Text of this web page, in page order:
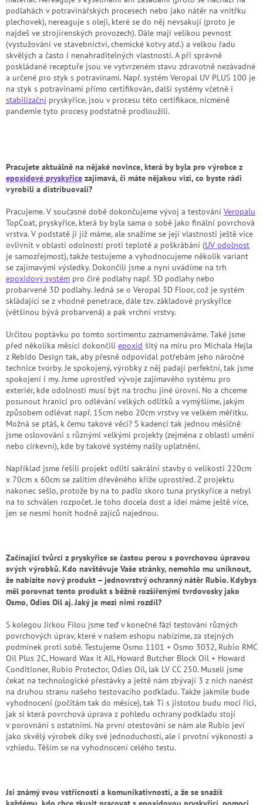
podlahách v potravinářských procesech nebo jako nátěr na vnitřku
plechovek), nereaguje s oleji, které se do něj nevsakují (proto je
najdeš ve strojírenských provozech). Dále mají velikou pevnost
(vystužování ve stavebnictví, chemické kotvy atd.) a velkou řadu
skvělých a často i nenahraditelných vlastností. A při správně
poskládané receptuře jsou ve vytvrzeném stavu zdravotně nezávadné
a určené pro styk s potravinami. Např. systém Veropal UV PLUS 100 je
na styk s potravinami přímo certifikován, další systémy včetně i
stabilizační pryskyřice, jsou v procesu této certifikace, nicméně
pandemie tyto procesy podstatně prodloužili.
Pracujete aktuálně na nějaké novince, která by byla pro výrobce z
epoxidové pryskyřice zajímavá, či máte nějakou vizi, co byste rádi
vyrobili a distribuovali?
Pracujeme. V současné době dokončujeme vývoj a testování Veropalu
TopCoat, pryskyřice, která by byla sama o sobě jako finální povrchová
vrstva. V podstatě ji již máme, ale snažíme se její vlastnosti ještě více
ovlivnit v oblasti odolností proti teplotě a poškrábání (UV odolnost
je samozřejmost), takže testujeme a vyhodnocujeme několik variant
se zajímavými výsledky. Dokončili jsme a nyní uvádíme na trh
epoxidový systém pro čiré podlahy např. 3D podlahy nebo
probarvené 3D podlahy. Jedná se o Veropal 3D Floor, což je systém
skládající se z vhodné penetrace, dále tzv. základové pryskyřice
(většinou bývá probarvená) a pak vrchní vrstvy.
Určitou poptávku po tomto sortimentu zaznamenáváme. Také jsme
před několika měsíci dokončili epoxid šitý na míru pro Michala Hejla
z Rebido Design tak, aby přesně odpovídal potřebám jeho náročné
technice tvorby. Je spokojený, výrobky z něj padají perfektní, tak jsme
spokojení i my. Jsme uprostřed vývoje zajímavého systému pro
exteriér, kde odolnosti musí být na trochu jiné úrovni. No a chceme
posunout hranici pro odlévání velkých odlitků a vymýšlíme, jakým
způsobem odlévat např. 15cm nebo 20cm vrstvy ve velkém měřítku.
Možná se ptáš, k čemu takové věci? S kadencí tak jednou měsíčně
jsme oslovováni s různými velkými projekty (zejména z oblasti umění
nebo církevní), kde by takové systémy našly uplatnění.
Například jsme řešili projekt odlití sakrální stavby o velikosti 220cm
x 70cm x 60cm se zalitím dřevěného kříže uprostřed. Z projektu
nakonec sešlo, protože by na to padlo skoro tuna pryskyřice a nebyl
na to schválen rozpočet. Je toho docela dost a ideí máme ještě více,
jen se nesmí honit hodně zajíců najednou.
Začínající tvůrci z pryskyřice se častou perou s povrchovou úpravou
svých výrobků. Kdo navštěvuje Vaše stránky, nemohlo mu uniknout,
že nabízíte nový produkt – jednovrstvý ochranný nátěr Rubio. Kdybys
měl porovnat tento produkt s běžně rozšířenými tvrdovosky jako
Osmo, Odies Oil aj. Jaký je mezi nimi rozdíl?
S kolegou Jirkou Fílou jsme teď v konečné fázi testování různých
povrchových úprav, které v našem eshopu nabízíme, za stejných
podmínek proti sobě. Testujeme Osmo 1101 + Osmo 3032, Rubio RMC
Oil Plus 2C, Howard Wax it All, Howard Butcher Block Oil + Howard
Conditioner, Rubio Protector, Odies Oil, lak LV CC 250. Museli jsme
čekat na technologické přestávky a ještě nám zbývají 3 z nich nanést
na druhou stranu našeho testovacího podkladu. Takže jakmile bude
vyhodnocení (počítám tak do měsíce), tak Ti s jistotou budu moci říci,
jak si která povrchová úprava z pohledu ochrany podkladu stojí
v porovnání s ostatními. Na první otestování se nám ale Rubio jeví
jako skvělý výrobek díky své jednoduchosti, ale i prvotní výkonosti a
vzhledu. Těším se na vyhodnocení celého testu.
Jsi známý svou vstřícností a komunikativností, a že se snažíš